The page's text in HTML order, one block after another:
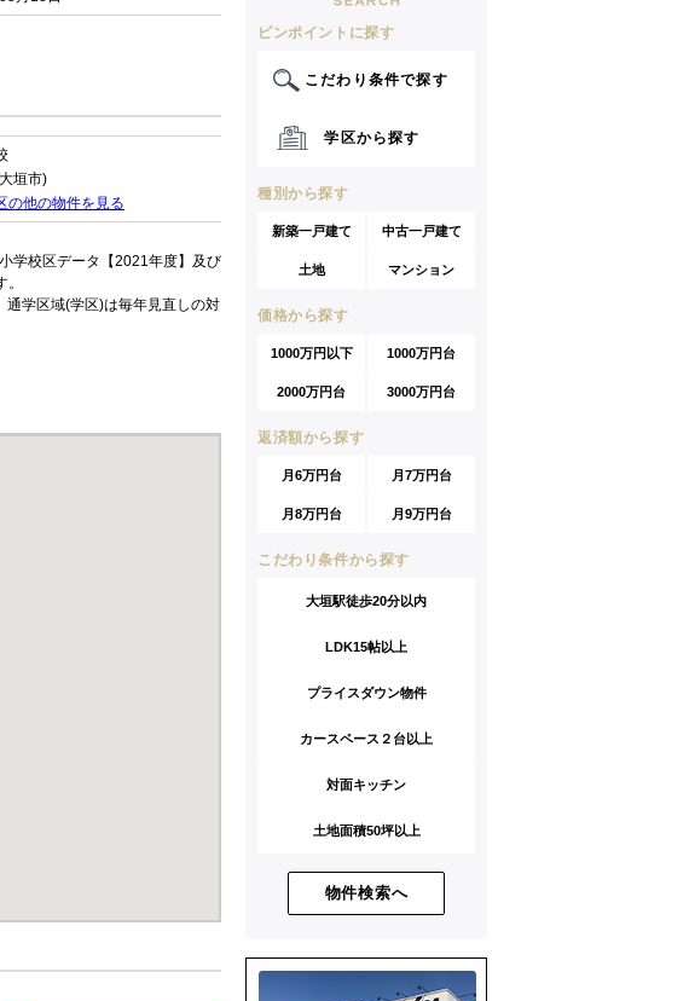
垣市)
の他の物件を見る
学校区データ【2021年度】及び
通学区域(学区)は毎年見直しの対
ピンポイントに探す
こだわり条件で探す
学区から探す
種別から探す
新築一戸建て 中古一戸建て
土地 マンション
価格から探す
1000万円以下 1000万円台
2000万円台 3000万円台
返済額から探す
月6万円台 月7万円台
月8万円台 月9万円台
こだわり条件から探す
大垣駅徒歩20分以内
LDK15帖以上
プライスダウン物件
カースペース２台以上
対面キッチン
土地面積50坪以上
物件検索へ